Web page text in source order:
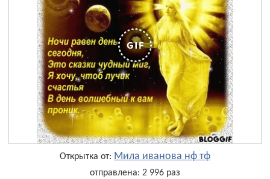
Открытка от: Мила иванова нф тф
отправлена: 2 996 раз